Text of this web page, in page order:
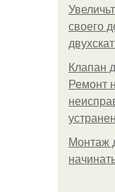
своего
Клапан
Ремонт
Монтаж